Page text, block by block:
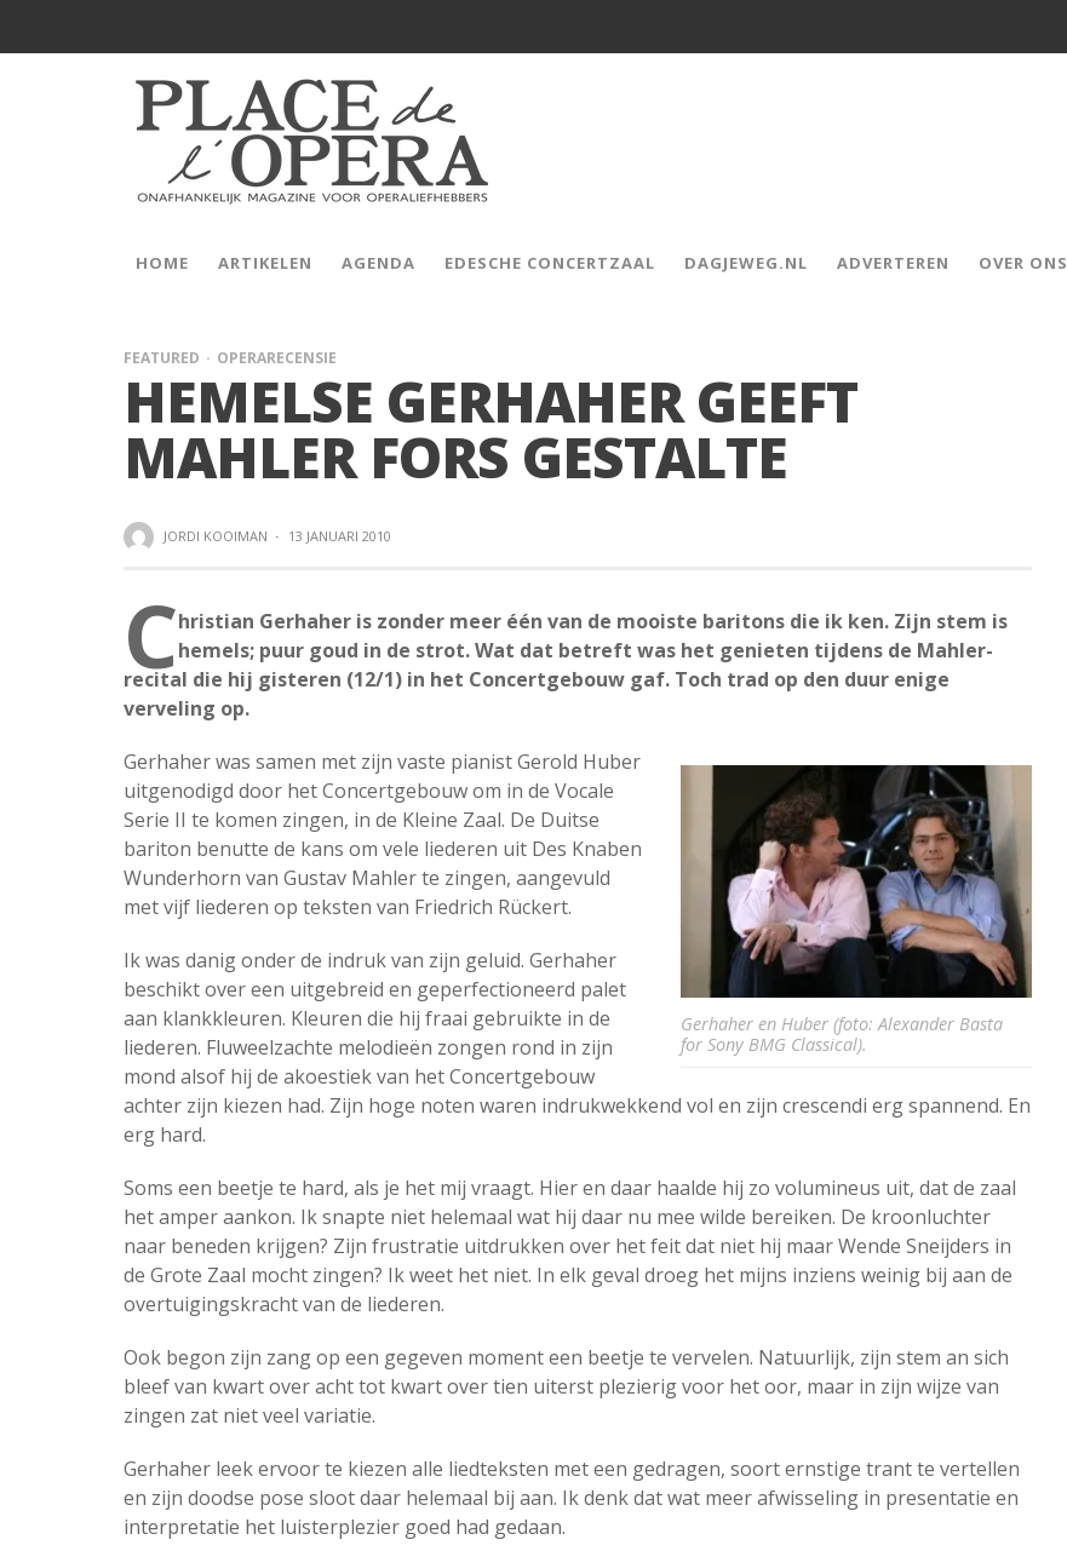
HOME ARTIKELEN AGENDA EDESCHE CONCERTZAAL DAGJEWEG.NL ADVERTEREN OVER ONS
FEATURED OPERARECENSIE
HEMELSE GERHAHER GEEFT
MAHLER FORS GESTALTE
JORDI KOOIMAN · 13 JANUARI 2010
Christian Gerhaher is zonder meer één van de mooiste baritons die ik ken. Zijn stem is
hemels; puur goud in de strot. Wat dat betreft was het genieten tijdens de Mahler-
recital die hij gisteren (12/1) in het Concertgebouw gaf. Toch trad op den duur enige
verveling op.
Gerhaher en Huber (foto: Alexander Basta
for Sony BMG Classical).
Gerhaher was samen met zijn vaste pianist Gerold Huber
uitgenodigd door het Concertgebouw om in de Vocale
Serie II te komen zingen, in de Kleine Zaal. De Duitse
bariton benutte de kans om vele liederen uit Des Knaben
Wunderhorn van Gustav Mahler te zingen, aangevuld
met vijf liederen op teksten van Friedrich Rückert.
Ik was danig onder de indruk van zijn geluid. Gerhaher
beschikt over een uitgebreid en geperfectioneerd palet
aan klankkleuren. Kleuren die hij fraai gebruikte in de
liederen. Fluweelzachte melodieën zongen rond in zijn
mond alsof hij de akoestiek van het Concertgebouw
achter zijn kiezen had. Zijn hoge noten waren indrukwekkend vol en zijn crescendi erg spannend. En
erg hard.
Soms een beetje te hard, als je het mij vraagt. Hier en daar haalde hij zo volumineus uit, dat de zaal
het amper aankon. Ik snapte niet helemaal wat hij daar nu mee wilde bereiken. De kroonluchter
naar beneden krijgen? Zijn frustratie uitdrukken over het feit dat niet hij maar Wende Sneijders in
de Grote Zaal mocht zingen? Ik weet het niet. In elk geval droeg het mijns inziens weinig bij aan de
overtuigingskracht van de liederen.
Ook begon zijn zang op een gegeven moment een beetje te vervelen. Natuurlijk, zijn stem an sich
bleef van kwart over acht tot kwart over tien uiterst plezierig voor het oor, maar in zijn wijze van
zingen zat niet veel variatie.
Gerhaher leek ervoor te kiezen alle liedteksten met een gedragen, soort ernstige trant te vertellen
en zijn doodse pose sloot daar helemaal bij aan. Ik denk dat wat meer afwisseling in presentatie en
interpretatie het luisterplezier goed had gedaan.